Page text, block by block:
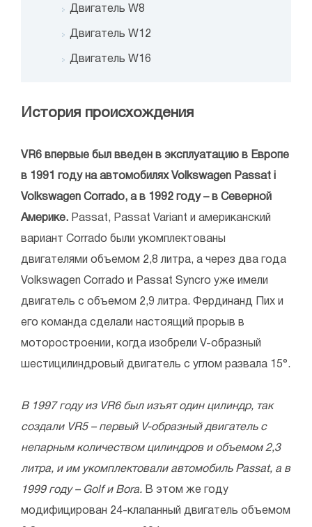
Двигатель W8
Двигатель W12
Двигатель W16
История происхождения
VR6 впервые был введен в эксплуатацию в Европе
в 1991 году на автомобилях Volkswagen Passat і
Volkswagen Corrado, а в 1992 году – в Северной
Америке. Passat, Passat Variant и американский
вариант Corrado были укомплектованы
двигателями объемом 2,8 литра, а через два года
Volkswagen Corrado и Passat Syncro уже имели
двигатель с объемом 2,9 литра. Фердинанд Пих и
его команда сделали настоящий прорыв в
моторостроении, когда изобрели V-образный
шестицилиндровый двигатель с углом развала 15°.
В 1997 году из VR6 был изъят один цилиндр, так
создали VR5 – первый V-образный двигатель с
непарным количеством цилиндров и объемом 2,3
литра, и им укомплектовали автомобиль Passat, а в
1999 году – Golf и Bora. В этом же году
модифицирован 24-клапанный двигатель объемом